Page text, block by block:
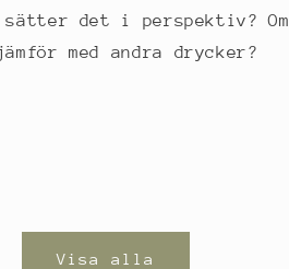
sätter det i perspektiv? Om
med andra drycker?
Visa alla